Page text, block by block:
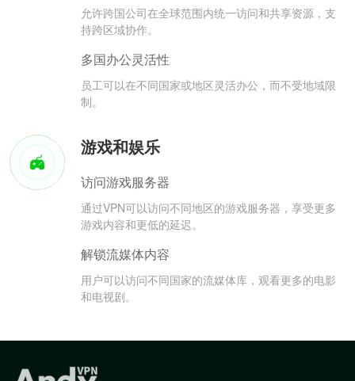
允许跨国公司在全球范围内统一访问和共享资源，支
持跨区域协作。
多国办公灵活性
员工可以在不同国家或地区灵活办公，而不受地域限
制。
游戏和娱乐
访问游戏服务器
通过VPN可以访问不同地区的游戏服务器，享受更多
游戏内容和更低的延迟。
解锁流媒体内容
用户可以访问不同国家的流媒体库，观看更多的电影
和电视剧。